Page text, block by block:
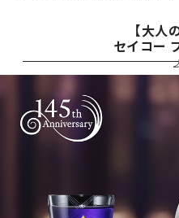
【大人
セイコー